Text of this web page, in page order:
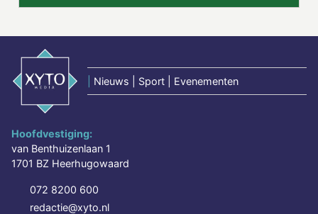
Nieuws | Sport | Evenementen
Hoofdvestiging:
van Benthuizenlaan 1
1701 BZ Heerhugowaard
072 8200 600
redactie@xyto.nl